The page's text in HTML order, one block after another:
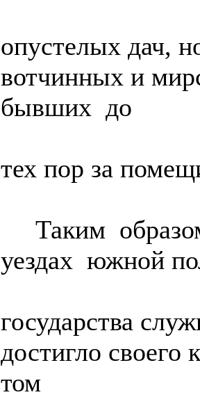
опустелых дач,
вотчинных и
бывших до
тех пор за
Таким
уездах южной
государства
достигло своего
том